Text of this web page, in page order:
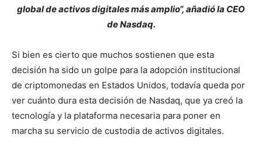
global de activos digitales más amplio“, añadió la CEO
de Nasdaq.
Si bien es cierto que muchos sostienen que esta
decisión ha sido un golpe para la adopción institucional
de criptomonedas en Estados Unidos, todavía queda por
ver cuánto dura esta decisión de Nasdaq, que ya creó la
tecnología y la plataforma necesaria para poner en
marcha su servicio de custodia de activos digitales.